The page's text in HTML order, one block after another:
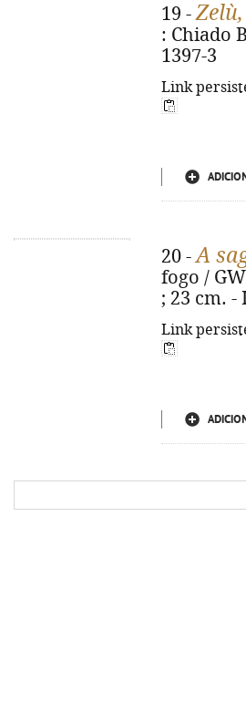
19 -
: Chiado
1397-3
Link
20 -A
fogo /
; 23 cm. -
Link